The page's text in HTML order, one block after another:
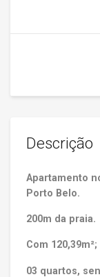
Descrição
Apartamento
Porto Belo.
200m da praia.
Com 120,39m²;
03 quartos,